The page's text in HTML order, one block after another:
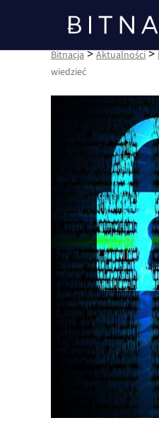
Bitnacja
Bitnacja>Aktualności>
wiedzieć